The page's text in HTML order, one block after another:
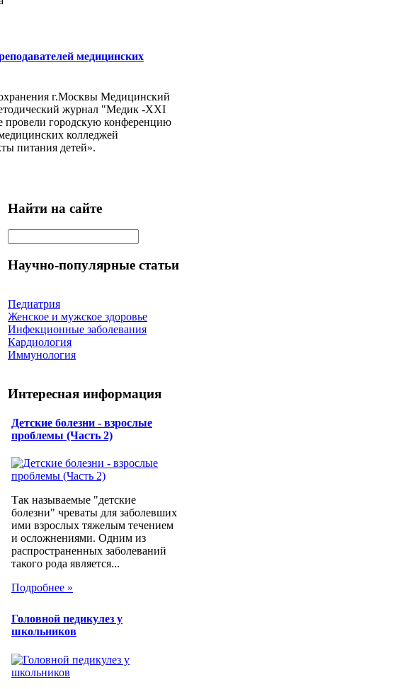
медицинских
г.Москвы Медицинский
журнал "Медик -ХХI
провели городскую конференцию
колледжей
питания детей».
Найти на сайте
Научно-популярные статьи
Педиатрия
Женское и мужское здоровье
Инфекционные заболевания
Кардиология
Иммунология
Интересная информация
Детские болезни - взрослые
проблемы (Часть 2)
Так называемые "детские
болезни" чреваты для заболевших
ими взрослых тяжелым течением
и осложнениями. Одним из
распространенных заболеваний
такого рода является...
Подробнее »
Головной педикулез у
школьников